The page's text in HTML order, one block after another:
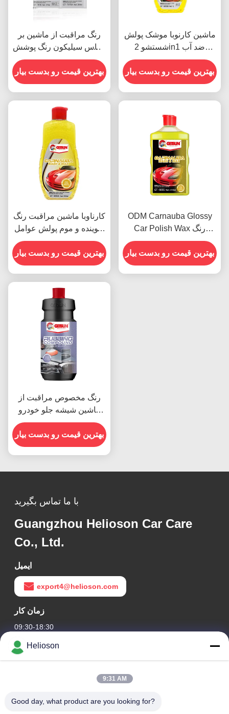
رنگ مراقبت از ماشین بر
اساس سیلیکون رنگ پوشش
کریستالی موم ضد گرد و
غبار 450g
بهترین قیمت رو بدست بیار
ماشین کارنوبا موشک پولش
شستشو 2in1 ضد آب
مقاومت در برابر خراش
بهترین قیمت رو بدست بیار
کارناوبا ماشین مراقبت رنگ
شوینده و موم پولش عوامل
500ml OEM
بهترین قیمت رو بدست بیار
ODM Carnauba Glossy
Car Polish Wax رنگ
خودرو
بهترین قیمت رو بدست بیار
رنگ مخصوص مراقبت از
ماشین شیشه جلو خودرو
فرش مخلوط 1000 پولیش
های خشن
بهترین قیمت رو بدست بیار
با ما تماس بگیرید
Guangzhou Helioson Car Care
Co., Ltd.
ایمیل
export4@helioson.com
زمان کار
09:30-18:30
آدرس ما
Helioson
9:31 AM
Good day, what product are you looking for?